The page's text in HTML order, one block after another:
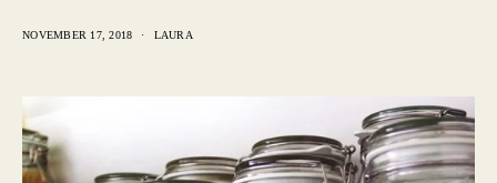
NOVEMBER 17, 2018 LAURA